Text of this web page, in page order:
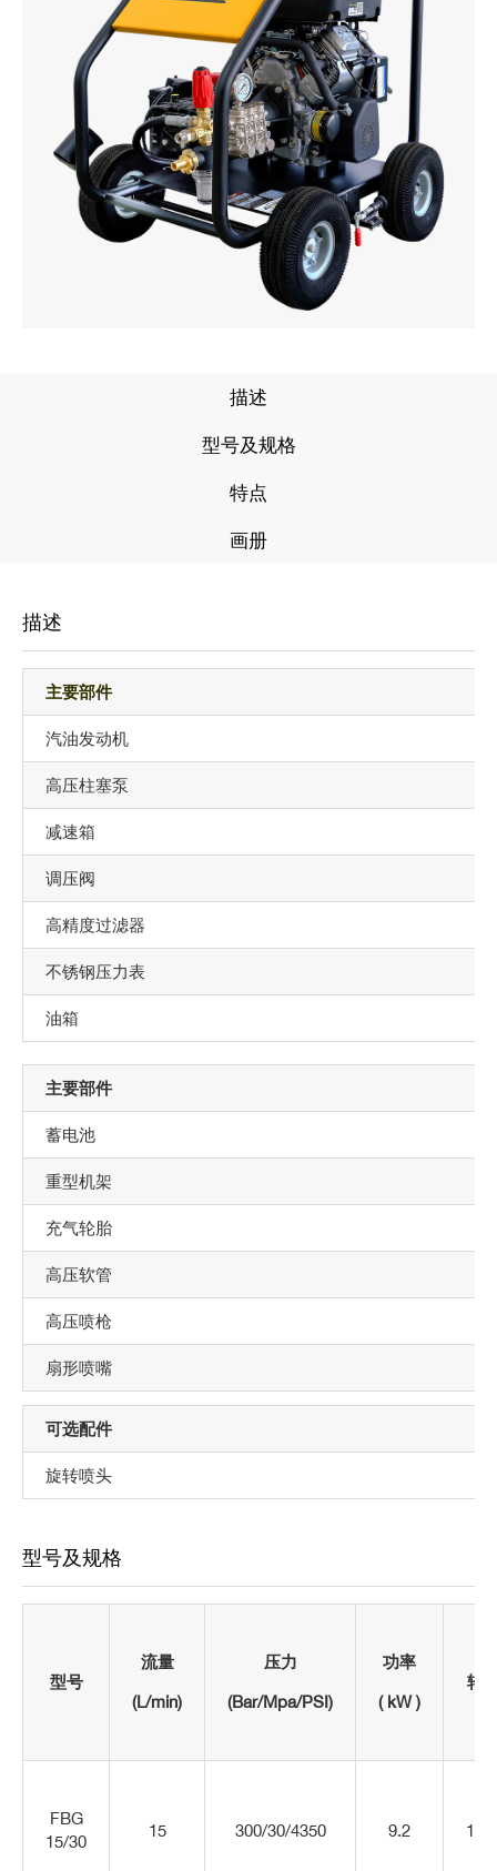
描述
型号及规格
特点
画册
描述
主要部件
汽油发动机
高压柱塞泵
减速箱
调压阀
高精度过滤器
不锈钢压力表
油箱
主要部件
蓄电池
重型机架
充气轮胎
高压软管
高压喷枪
扇形喷嘴
可选配件
旋转喷头
型号及规格
型号
流量
(L/min)
压力
(Bar/Mpa/PSI)
功率
(kW )
转
FBG
15/30
15 300/30/4350 9.2